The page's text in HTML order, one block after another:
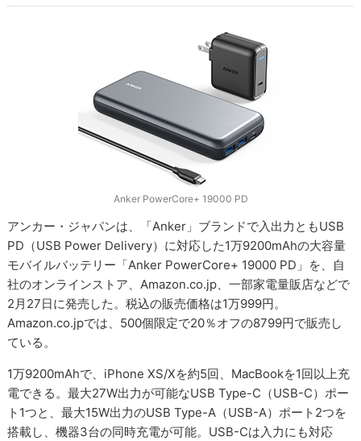
Anker PowerCore+ 19000 PD
アンカー・ジャパンは、「Anker」ブランドで入出力ともUSB
PD（USB Power Delivery）に対応した1万9200mAhの大容量
モバイルバッテリー「Anker PowerCore+ 19000 PD」を、自
社のオンラインストア、Amazon.co.jp、一部家電量販店などで
2月27日に発売した。税込の販売価格は1万999円。
Amazon.co.jpでは、500個限定で20％オフの8799円で販売し
ている。
1万9200mAhで、iPhone XS/Xを約5回、MacBookを1回以上充
電できる。最大27W出力が可能なUSB Type-C（USB-C）ポー
ト1つと、最大15W出力のUSB Type-A（USB-A）ポート2つを
搭載し、機器3台の同時充電が可能。USB-Cは入力にも対応